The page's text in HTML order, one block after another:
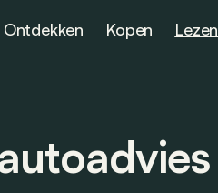
Ontdekken Kopen Lezen